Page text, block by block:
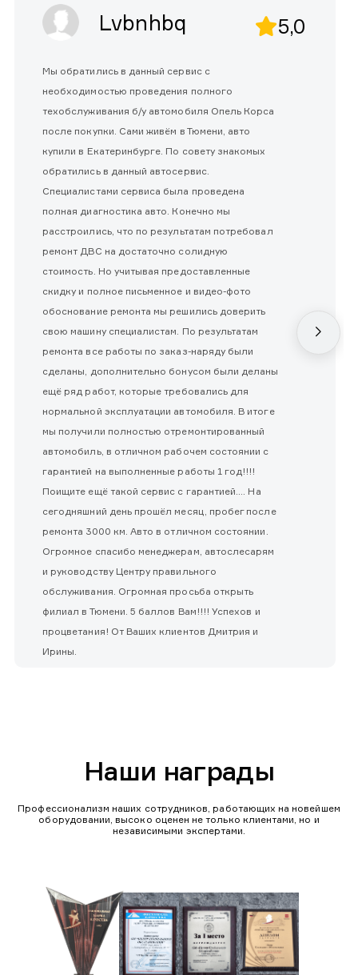
Lvbnhbq 5,0
Мы обратились в данный сервис с
необходимостью проведения полного
техобслуживания б/у автомобиля Опель Корса
после покупки. Сами живём в Тюмени, авто
купили в Екатеринбурге. По совету знакомых
обратились в данный автосервис.
Специалистами сервиса была проведена
полная диагностика авто. Конечно мы
расстроились, что по результатам потребовал
ремонт ДВС на достаточно солидную
стоимость. Но учитывая предоставленные
скидку и полное письменное и видео-фото
обоснование ремонта мы решились доверить
свою машину специалистам. По результатам
ремонта все работы по заказ-наряду были
сделаны, дополнительно бонусом были деланы
ещё ряд работ, которые требовались для
нормальной эксплуатации автомобиля. В итоге
мы получили полностью отремонтированный
автомобиль, в отличном рабочем состоянии с
гарантией на выполненные работы 1 год!!!!
Поищите ещё такой сервис с гарантией.... На
сегодняшний день прошёл месяц, пробег после
ремонта 3000 км. Авто в отличном состоянии.
Огромное спасибо менеджерам, автослесарям
и руководству Центру правильного
обслуживания. Огромная просьба открыть
филиал в Тюмени. 5 баллов Вам!!!! Успехов и
процветания! От Ваших клиентов Дмитрия и
Ирины.
Наши награды
Профессионализм наших сотрудников, работающих на новейшем
оборудовании, высоко оценен не только клиентами, но и
независимыми экспертами.